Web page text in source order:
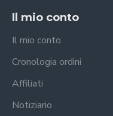
Il mio conto
Il mio conto
Cronologia ordini
Affiliati
Notiziario